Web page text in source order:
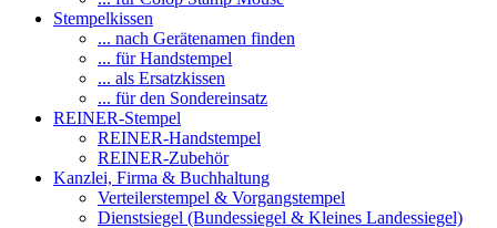
Stempelkissen
... nach Gerätenamen finden
... für Handstempel
... als Ersatzkissen
... für den Sondereinsatz
REINER-Stempel
REINER-Handstempel
REINER-Zubehör
Kanzlei, Firma & Buchhaltung
Verteilerstempel & Vorgangstempel
Dienstsiegel (Bundessiegel & Kleines Landessiegel)